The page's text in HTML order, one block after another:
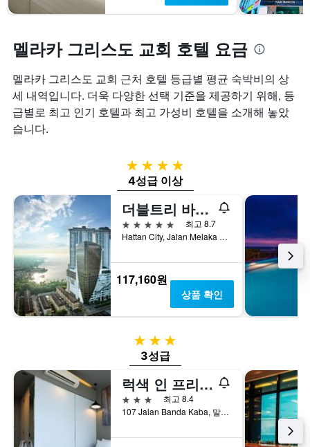
멜라카 그리스도 교회 호텔 요금
멜라카 그리스도 교회 근처 호텔 등급별 평균 숙박비의 상
세 내역입니다. 더욱 다양한 선택 기준을 제공하기 위해, 등
급별로 최고 인기 호텔과 최고 가성비 호텔을 소개해 놓았
습니다.
4성급
4성급 이상
더블트리 바이 힐튼 멜라카
5성급
최고 8.7
Hattan City, Jalan Melaka Raya 23, 말라카, 말레이시아
117,160원
상품 확인
3성급
3성급
럭색 인 프리미엄 멜라카
3성급
최고 8.4
107 Jalan Banda Kaba, 말라카, 말레이시아